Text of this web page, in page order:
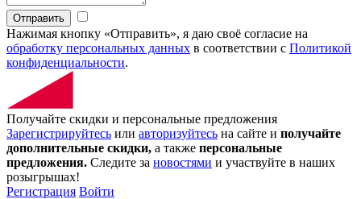
Отправить
Нажимая кнопку «Отправить», я даю своё согласие на
обработку персональных данных в соответствии с Политикой
конфиденциальности.
Получайте скидки и персональные предложения
Зарегистрируйтесь или авторизуйтесь на сайте и получайте
дополнительные скидки, а также персональные
предложения. Следите за новостями и участвуйте в наших
розыгрышах!
Регистрация Войти